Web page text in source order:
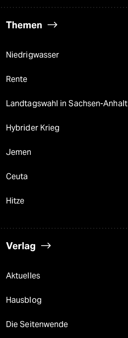
Themen
Niedrigwasser
Rente
Landtagswahl in Sachsen-Anhalt
Hybrider Krieg
Jemen
Ceuta
Hitze
Verlag
Aktuelles
Hausblog
Die Seitenwende